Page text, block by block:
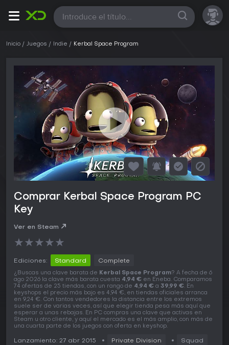
Todas
Inicio Juegos Indie Kerbal Space Program
Comprar Kerbal Space Program PC
Key
Ver en Steam
★★★★★
Ediciones: Standard Complete
¿Buscas una clave barata de Kerbal Space Program? A fecha de 6
ago 2026 la clave más barata cuesta 4,94 € en Eneba. Comparamos
74 ofertas de 25 tiendas, con un rango de 4,94 € a 39,99 €. En
keyshops el precio más bajo es 4,94 €, en tiendas oficiales arranca
en 9,24 €. Con tantos vendedores la distancia entre los extremos
suele ser de varias veces, así que elegir tienda pesa más aquí que
esperar a unas rebajas. En PC compras una clave que activas en
Steam u otro cliente, y aquí el mercado es el más amplio, con más de
una cuarta parte de los juegos con oferta en keyshop.
Lanzamiento: 27 abr 2015 Private Division Squad